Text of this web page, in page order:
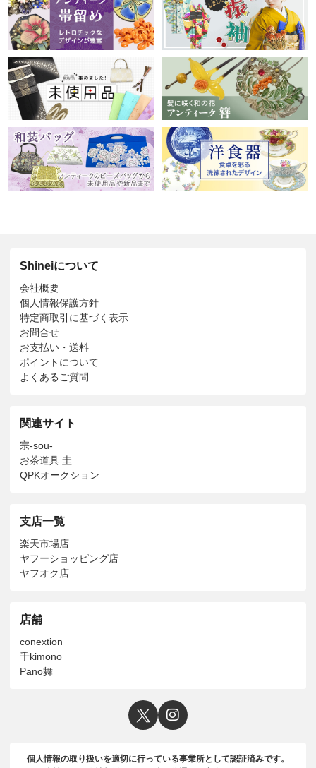
Shineiについて
会社概要
個人情報保護方針
特定商取引に基づく表示
お問合せ
お支払い・送料
ポイントについて
よくあるご質問
関連サイト
宗-sou-
お茶道具 圭
QPKオークション
支店一覧
楽天市場店
ヤフーショッピング店
ヤフオク店
店舗
conextion
千kimono
Pano舞
個人情報の取り扱いを適切に行っている事業所として認証済みです。